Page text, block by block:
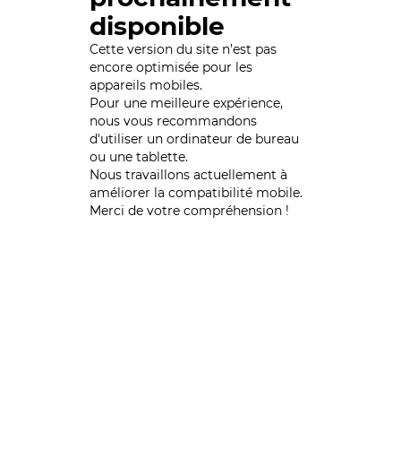
disponible
Cette version du site n’est pas
encore optimisée pour les
appareils mobiles.
Pour une meilleure expérience,
nous vous recommandons
d'utiliser un ordinateur de bureau
ou une tablette.
Nous travaillons actuellement à
améliorer la compatibilité mobile.
Merci de votre compréhension !